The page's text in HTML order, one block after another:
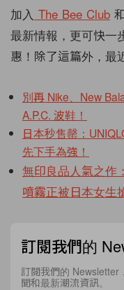
加入 The Bee Club
最新情報，更可快一
惠！除了這篇外，最
別再 Nike、New
A.P.C. 波鞋！
日本秒售罄：
先下手為強！
無印良品人氣之作
噴霧正被日本女生
訂閱我們的
訂閱我們的 Newsletter
聞和最新潮流資訊。